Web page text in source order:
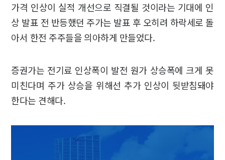
가격 인상이 실적 개선으로 직결될 것이라는 기대에 인
상 발표 전 반등했던 주가는 발표 후 오히려 하락세로 돌
아서 한전 주주들을 의아하게 만들었다.
증권가는 전기료 인상폭이 발전 원가 상승폭에 크게 못
미친다며 주가 상승을 위해선 추가 인상이 뒷받침돼야
한다는 견해다.